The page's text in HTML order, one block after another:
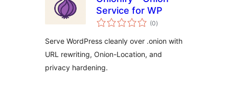
Service for WP
(0एकूण
मूल्यांकन
)
Serve WordPress cleanly over .onion with
URL rewriting, Onion-Location, and
privacy hardening.